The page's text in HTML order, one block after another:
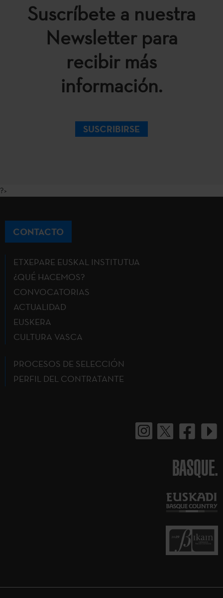
Suscríbete a nuestra
Newsletter para
recibir más
información.
SUSCRIBIRSE
?>
CONTACTO
ETXEPARE EUSKAL INSTITUTUA
¿QUÉ HACEMOS?
CONVOCATORIAS
ACTUALIDAD
EUSKERA
CULTURA VASCA
PROCESOS DE SELECCIÓN
PERFIL DEL CONTRATANTE
BASQUE.